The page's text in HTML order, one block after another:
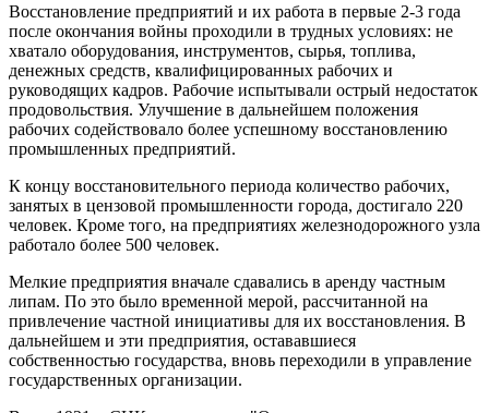
Восстановление предприятий и их работа в первые 2-3 года
после окончания войны проходили в трудных условиях: не
хватало оборудования, инструментов, сырья, топлива,
денежных средств, квалифицированных рабочих и
руководящих кадров. Рабочие испытывали острый недостаток
продовольствия. Улучшение в дальнейшем положения
рабочих содействовало более успешному восстановлению
промышленных предприятий.
К концу восстановительного периода количество рабочих,
занятых в цензовой промышленности города, достигало 220
человек. Кроме того, на предприятиях железнодорожного узла
работало более 500 человек.
Мелкие предприятия вначале сдавались в аренду частным
липам. По это было временной мерой, рассчитанной на
привлечение частной инициативы для их восстановления. В
дальнейшем и эти предприятия, остававшиеся
собственностью государства, вновь переходили в управление
государственных организации.